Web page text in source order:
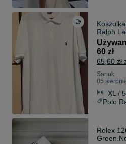
Ralph
60 zł
65,60 zł
Sanok
05
XL /
Polo
Rolex